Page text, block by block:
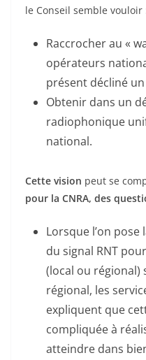
le Conseil semble vouloir
Raccrocher au «
opérateurs
présent décliné
Obtenir dans un
radiophonique
national.
Cette vision peut se
pour la CNRA, des
Lorsque l’on
du signal RNT
(local ou
régional, les
expliquent que
compliquée à
atteindre dans